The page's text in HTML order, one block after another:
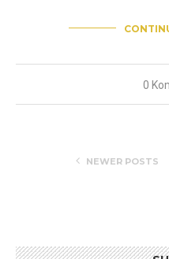
0
NEWER POSTS